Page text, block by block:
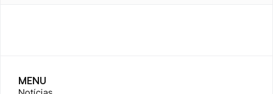
MENU